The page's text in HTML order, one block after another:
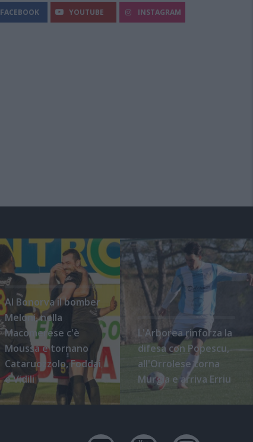
FACEBOOK YOUTUBE INSTAGRAM
Al Bonorva il bomber
Meloni, nella
Macomerese c'è
Moussa e tornano
Cataruozzolo, Foddai
e Vidili
L'Arborea rinforza la
difesa con Popescu,
all'Orrolese torna
Murgia e arriva Erriu